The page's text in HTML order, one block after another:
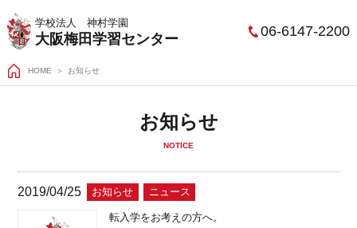
学校法人 神村学園
大阪梅田学習センター 06-6147-2200
HOME お知らせ
お知らせ
NOTICE
2019/04/25 お知らせ ニュース
転入学をお考えの方へ。